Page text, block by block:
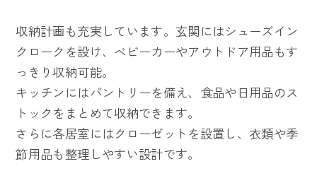
収納計画も充実しています。玄関にはシューズイン
クロークを設け、ベビーカーやアウトドア用品もす
っきり収納可能。
キッチンにはパントリーを備え、食品や日用品のス
トックをまとめて収納できます。
さらに各居室にはクローゼットを設置し、衣類や季
節用品も整理しやすい設計です。